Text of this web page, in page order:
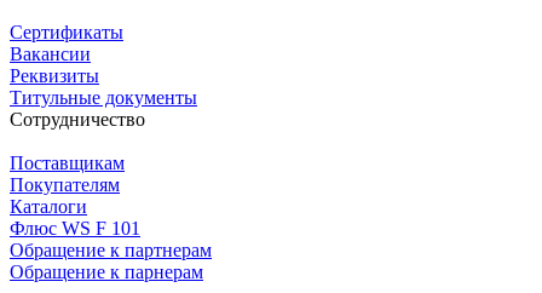
Сертификаты
Вакансии
Реквизиты
Титульные документы
Сотрудничество
Поставщикам
Покупателям
Каталоги
Флюс WS F 101
Обращение к партнерам
Обращение к парнерам